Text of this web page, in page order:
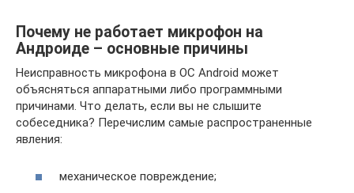
Почему не работает микрофон на
Андроиде – основные причины
Неисправность микрофона в ОС Android может
объясняться аппаратными либо программными
причинами. Что делать, если вы не слышите
собеседника? Перечислим самые распространенные
явления:
механическое повреждение;